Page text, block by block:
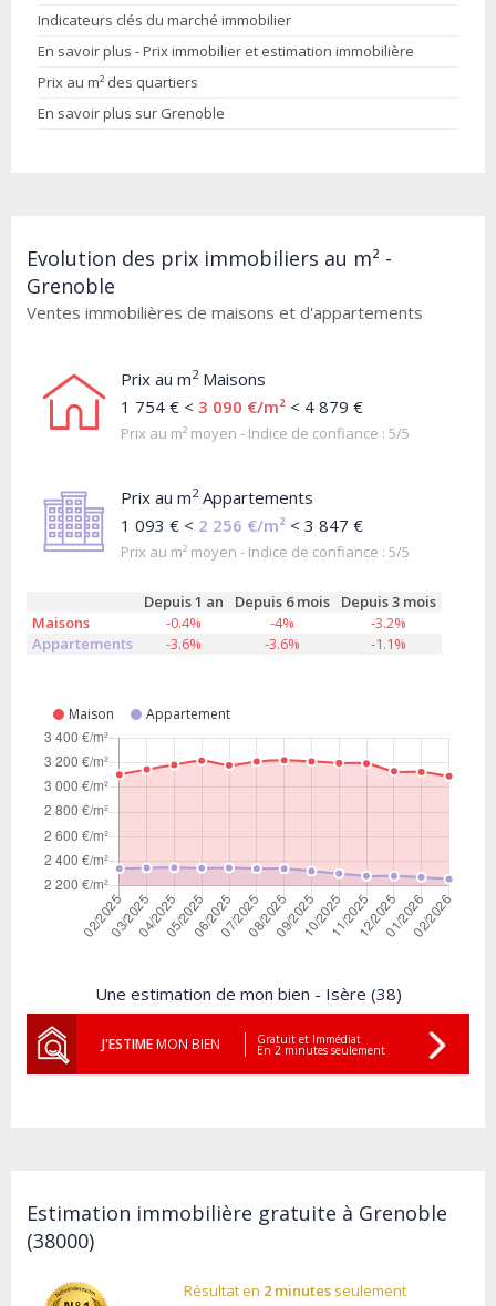
Indicateurs clés du marché immobilier
En savoir plus - Prix immobilier et estimation immobilière
Prix au m² des quartiers
En savoir plus sur Grenoble
Evolution des prix immobiliers au m² -
Grenoble
Ventes immobilières de maisons et d'appartements
Prix au m2Maisons
1 754 € < 3 090 €/m² < 4 879 €
Prix au m² moyen - Indice de confiance : 5/5
Prix au m2Appartements
1 093 € < 2 256 €/m² < 3 847 €
Prix au m² moyen - Indice de confiance : 5/5
Depuis 1 an Depuis 6 mois
Depuis 3 mois
Maisons
-0.4% -4%
-3.2%
Appartements
-3.6% -3.6% -1.1%
Maison Appartement
Une estimation de mon bien - Isère (38)
J'ESTIMEMON BIEN Gratuit et Immédiat
En 2 minutes seulement
Estimation immobilière gratuite à Grenoble
(38000)
Résultat en 2 minutesseulement